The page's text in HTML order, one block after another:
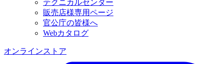
テクニカルセンター
販売店様専用ページ
官公庁の皆様へ
Webカタログ
オンラインストア